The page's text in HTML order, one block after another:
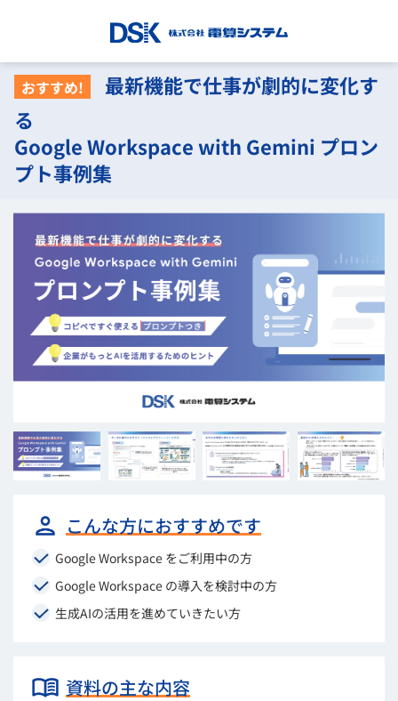
おすすめ!
最新機能で仕事が劇的に変化す
る
Google Workspace with Gemini プロン
プト事例集
こんな方におすすめです
Google Workspace をご利用中の方
Google Workspace の導入を検討中の方
生成AIの活用を進めていきたい方
資料の主な内容